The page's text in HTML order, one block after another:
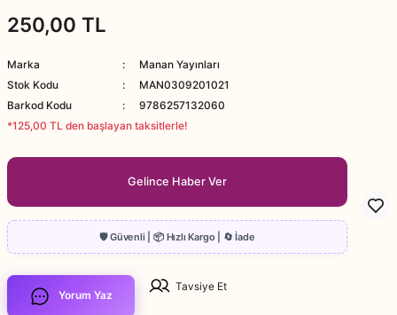
250,00 TL
Marka
Manan Yayınları
Stok Kodu
MAN0309201021
Barkod Kodu
9786257132060
*125,00 TL den başlayan taksitlerle!
Gelince Haber Ver
Yorum Yaz
Tavsiye Et